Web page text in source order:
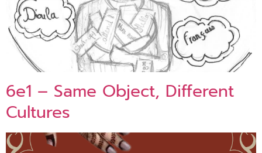
6e1 – Same Object, Different
Cultures